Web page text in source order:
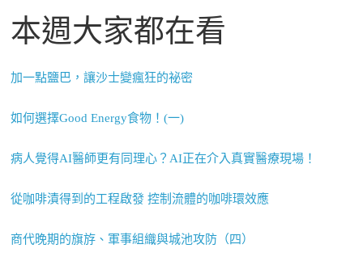
本週大家都在看
加一點鹽巴，讓沙士變瘋狂的祕密
如何選擇Good Energy食物！(一)
病人覺得AI醫師更有同理心？AI正在介入真實醫療現場！
從咖啡漬得到的工程啟發 控制流體的咖啡環效應
商代晚期的旗斿、軍事組織與城池攻防（四）